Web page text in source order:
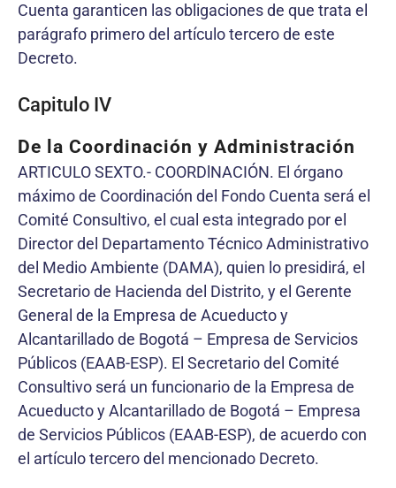
Cuenta garanticen las obligaciones de que trata el
parágrafo primero del artículo tercero de este
Decreto.
Capitulo IV
De la Coordinación y Administración
ARTICULO SEXTO.- COORDlNACIÓN. El órgano
máximo de Coordinación del Fondo Cuenta será el
Comité Consultivo, el cual esta integrado por el
Director del Departamento Técnico Administrativo
del Medio Ambiente (DAMA), quien lo presidirá, el
Secretario de Hacienda del Distrito, y el Gerente
General de la Empresa de Acueducto y
Alcantarillado de Bogotá – Empresa de Servicios
Públicos (EAAB-ESP). El Secretario del Comité
Consultivo será un funcionario de la Empresa de
Acueducto y Alcantarillado de Bogotá – Empresa
de Servicios Públicos (EAAB-ESP), de acuerdo con
el artículo tercero del mencionado Decreto.